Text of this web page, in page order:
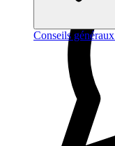
Conseils généraux